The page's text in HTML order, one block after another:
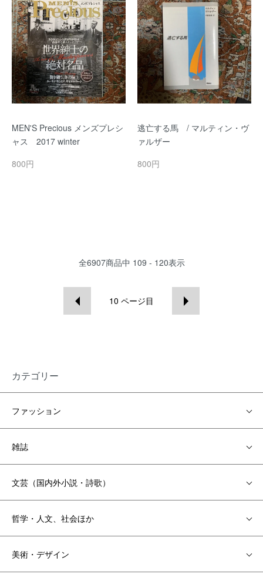
MEN'S Precious メンズプレシ
ャス 2017 winter
800円
逃亡する馬 / マルティン・ヴ
ァルザー
800円
全6907商品中 109 - 120表示
10 ページ目
カテゴリー
ファッション
雑誌
文芸（国内外小説・詩歌）
哲学・人文、社会ほか
美術・デザイン